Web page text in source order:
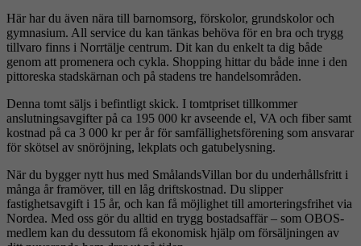
Här har du även nära till barnomsorg, förskolor, grundskolor och
gymnasium. All service du kan tänkas behöva för en bra och trygg
tillvaro finns i Norrtälje centrum. Dit kan du enkelt ta dig både
genom att promenera och cykla. Shopping hittar du både inne i den
pittoreska stadskärnan och på stadens tre handelsområden.
Denna tomt säljs i befintligt skick. I tomtpriset tillkommer
anslutningsavgifter på ca 195 000 kr avseende el, VA och fiber samt
kostnad på ca 3 000 kr per år för samfällighetsförening som ansvarar
för skötsel av snöröjning, lekplats och gatubelysning.
När du bygger nytt hus med SmålandsVillan bor du underhållsfritt i
många år framöver, till en låg driftskostnad. Du slipper
fastighetsavgift i 15 år, och kan få möjlighet till amorteringsfrihet via
Nordea. Med oss gör du alltid en trygg bostadsaffär – som OBOS-
medlem kan du dessutom få ekonomisk hjälp om försäljningen av